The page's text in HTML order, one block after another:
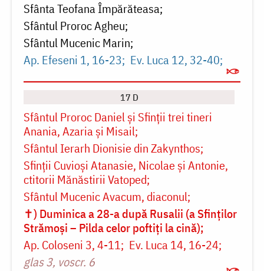
Sfânta Teofana Împărăteasa
Sfântul Proroc Agheu
Sfântul Mucenic Marin
Ap. Efeseni 1, 16-23
Ev. Luca 12, 32-40
17 D
Sfântul Proroc Daniel și Sfinții trei tineri
Anania, Azaria și Misail
Sfântul Ierarh Dionisie din Zakynthos
Sfinții Cuvioși Atanasie, Nicolae și Antonie,
ctitorii Mănăstirii Vatoped
Sfântul Mucenic Avacum, diaconul
✝) Duminica a 28-a după Rusalii (a Sfinților
Strămoși – Pilda celor poftiți la cină)
Ap. Coloseni 3, 4-11 Ev. Luca 14, 16-24
glas 3, voscr. 6